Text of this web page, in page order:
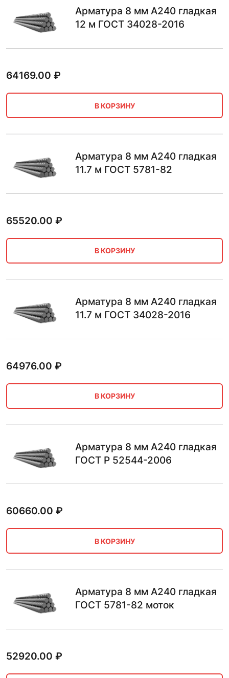
Арматура 8 мм А240 гладкая
12 м ГОСТ 34028-2016
64169.00 ₽
В КОРЗИНУ
Арматура 8 мм А240 гладкая
11.7 м ГОСТ 5781-82
65520.00 ₽
В КОРЗИНУ
Арматура 8 мм А240 гладкая
11.7 м ГОСТ 34028-2016
64976.00 ₽
В КОРЗИНУ
Арматура 8 мм А240 гладкая
ГОСТ Р 52544-2006
60660.00 ₽
В КОРЗИНУ
Арматура 8 мм А240 гладкая
ГОСТ 5781-82 моток
52920.00 ₽